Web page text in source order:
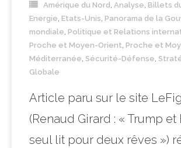
Amérique du Nord , Analyse, Billets
Energie, Etats-Unis, Panorama de la
mondiale, Politique et Relations
Proche et Moyen-Orient, Proche et
Méditerranée, Sécurité-Défense,
Globale
Article paru sur le site
(Renaud Girard : « Trump et
seul lit pour deux rêves »)